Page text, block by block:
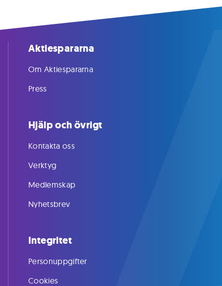
Aktiespararna
Om Aktiespararna
Press
Hjälp och övrigt
Kontakta oss
Verktyg
Medlemskap
Nyhetsbrev
Integritet
Personuppgifter
Cookies